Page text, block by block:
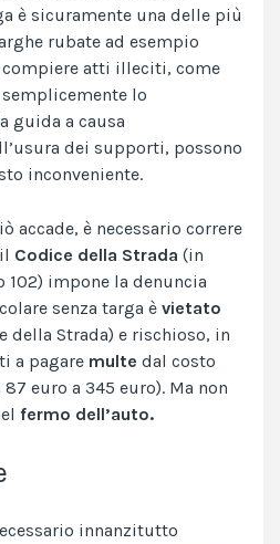
è sicuramente una delle più
rubate ad esempio
atti illeciti, come
lo
guida a causa
dei supporti, possono
inconveniente.
accade, è necessario correre
Codice della Strada (in
102) impone la denuncia
senza targa è vietato
della Strada) e rischioso, in
a pagare multe dal costo
euro a 345 euro). Ma non
fermo dell’auto.
innanzitutto